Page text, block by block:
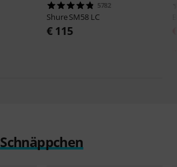
5782
ShureSM58 LC
€ 115
Schnäppchen